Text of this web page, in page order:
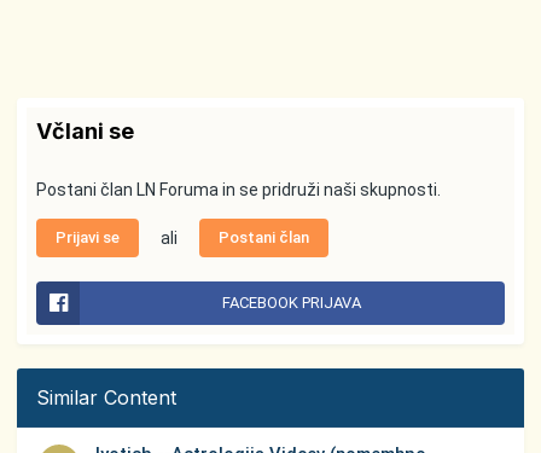
Včlani se
Postani član LN Foruma in se pridruži naši skupnosti.
Prijavi se ali Postani član
FACEBOOK PRIJAVA
Similar Content